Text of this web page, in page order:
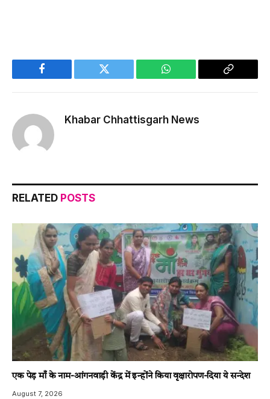
Facebook Twitter WhatsApp
Copy
Khabar Chhattisgarh News
RELATED POSTS
एक पेड़ माँ के नाम-आंगनवाड़ी केंद्र में इन्होंने किया वृक्षारोपण-दिया ये सन्देश
August 7, 2026